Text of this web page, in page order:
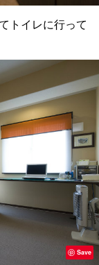
トイレに行って
Save